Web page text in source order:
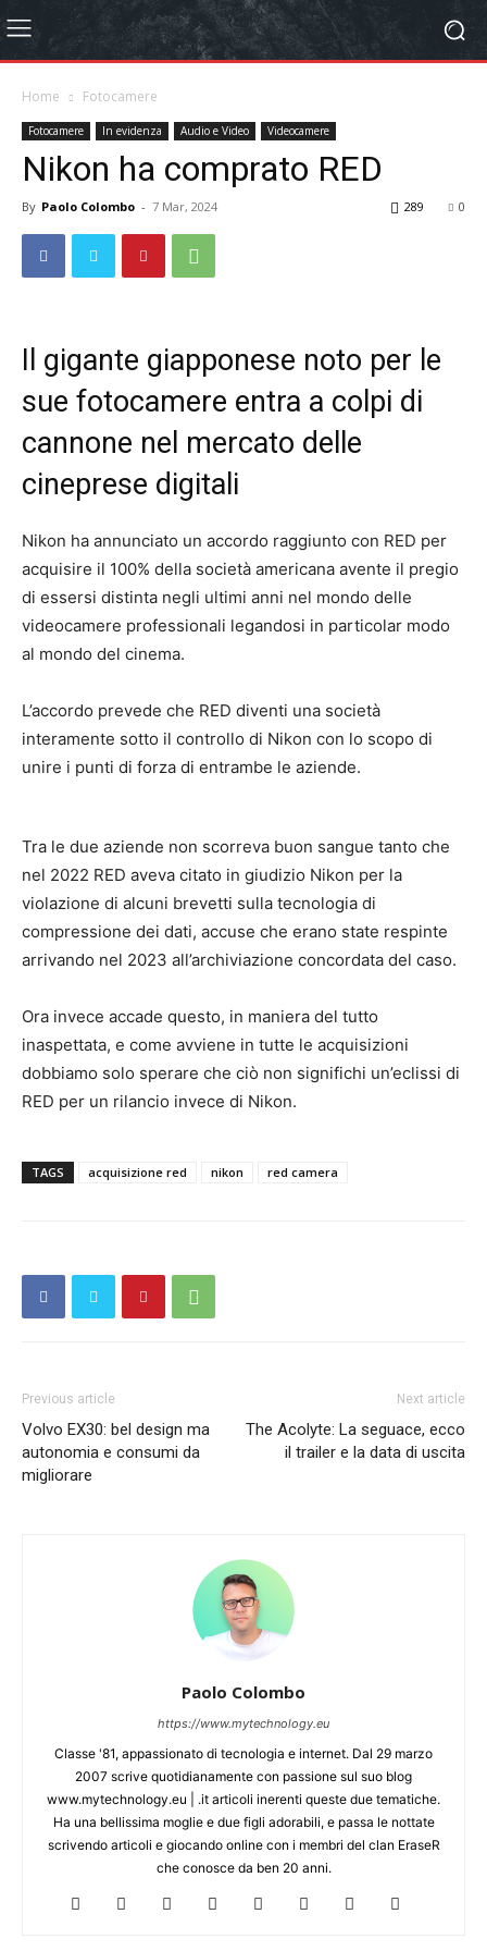
Home Fotocamere
Fotocamere In evidenza Audio e Video Videocamere
Nikon ha comprato RED
By Paolo Colombo - 7 Mar, 2024 0
289
Il gigante giapponese noto per le
sue fotocamere entra a colpi di
cannone nel mercato delle
cineprese digitali
Nikon ha annunciato un accordo raggiunto con RED per
acquisire il 100% della società americana avente il pregio
di essersi distinta negli ultimi anni nel mondo delle
videocamere professionali legandosi in particolar modo
al mondo del cinema.
L’accordo prevede che RED diventi una società
interamente sotto il controllo di Nikon con lo scopo di
unire i punti di forza di entrambe le aziende.
Tra le due aziende non scorreva buon sangue tanto che
nel 2022 RED aveva citato in giudizio Nikon per la
violazione di alcuni brevetti sulla tecnologia di
compressione dei dati, accuse che erano state respinte
arrivando nel 2023 all’archiviazione concordata del caso.
Ora invece accade questo, in maniera del tutto
inaspettata, e come avviene in tutte le acquisizioni
dobbiamo solo sperare che ciò non significhi un’eclissi di
RED per un rilancio invece di Nikon.
TAGS acquisizione red nikon red camera
Previous article
Volvo EX30: bel design ma
autonomia e consumi da
migliorare
Next article
The Acolyte: La seguace, ecco
il trailer e la data di uscita
Paolo Colombo
https://www.mytechnology.eu
Classe '81, appassionato di tecnologia e internet. Dal 29 marzo
2007 scrive quotidianamente con passione sul suo blog
www.mytechnology.eu | .it articoli inerenti queste due tematiche.
Ha una bellissima moglie e due figli adorabili, e passa le nottate
scrivendo articoli e giocando online con i membri del clan EraseR
che conosce da ben 20 anni.